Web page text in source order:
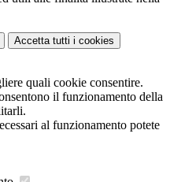
Accetta tutti i cookies
quali cookie consentire.
il funzionamento della
al funzionamento potete